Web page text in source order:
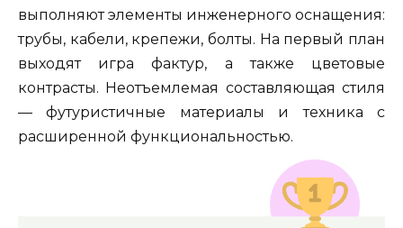
выполняют элементы инженерного оснащения:
трубы, кабели, крепежи, болты. На первый план
выходят игра фактур, а также цветовые
контрасты. Неотъемлемая составляющая стиля
— футуристичные материалы и техника с
расширенной функциональностью.